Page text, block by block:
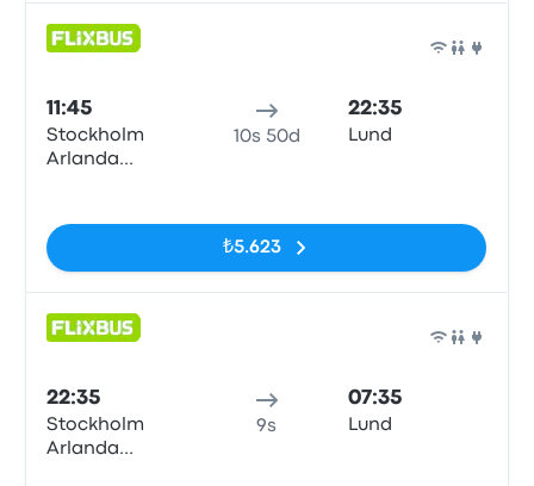
11:45
Stockholm
Arlanda
10s 50d
22:35
Lund
₺5.623
22:35
Stockholm
Arlanda
9s
07:35
Lund